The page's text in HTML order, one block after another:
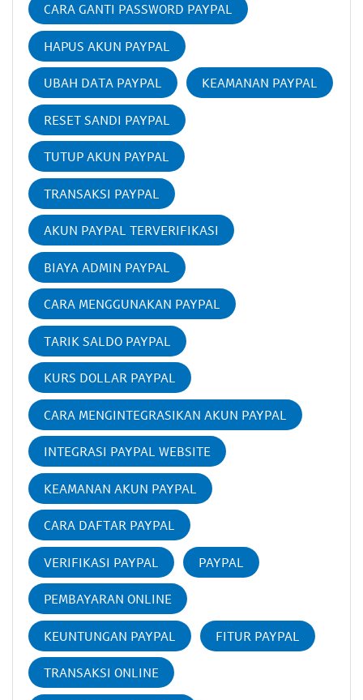
CARA GANTI PASSWORD PAYPAL
HAPUS AKUN PAYPAL
UBAH DATA PAYPAL KEAMANAN PAYPAL
RESET SANDI PAYPAL
TUTUP AKUN PAYPAL
TRANSAKSI PAYPAL
AKUN PAYPAL TERVERIFIKASI
BIAYA ADMIN PAYPAL
CARA MENGGUNAKAN PAYPAL
TARIK SALDO PAYPAL
KURS DOLLAR PAYPAL
CARA MENGINTEGRASIKAN AKUN PAYPAL
INTEGRASI PAYPAL WEBSITE
KEAMANAN AKUN PAYPAL
CARA DAFTAR PAYPAL
VERIFIKASI PAYPAL PAYPAL
PEMBAYARAN ONLINE
KEUNTUNGAN PAYPAL FITUR PAYPAL
TRANSAKSI ONLINE